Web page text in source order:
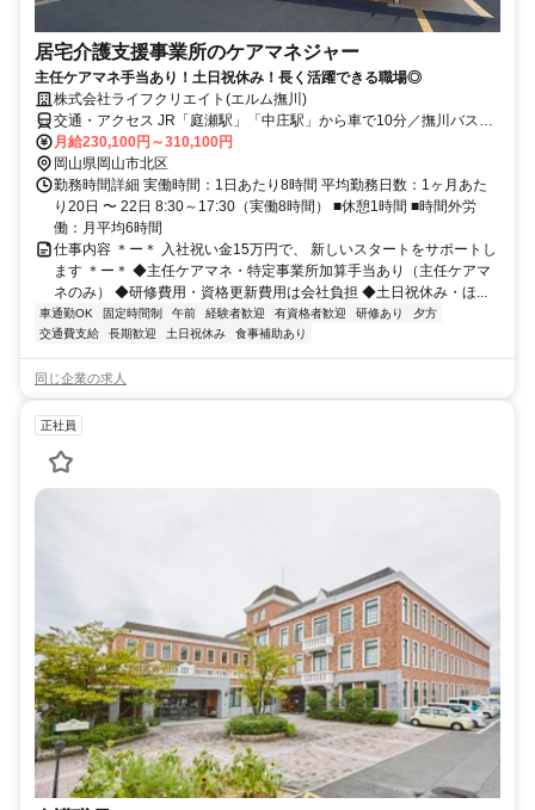
居宅介護支援事業所のケアマネジャー
主任ケアマネ手当あり！土日祝休み！長く活躍できる職場◎
株式会社ライフクリエイト(エルム撫川)
交通・アクセス JR「庭瀬駅」「中庄駅」から車で10分／撫川バス
停・下撫川バス停より徒歩10分
月給230,100円～310,100円
岡山県岡山市北区
勤務時間詳細 実働時間：1日あたり8時間 平均勤務日数：1ヶ月あた
り20日 〜 22日 8:30～17:30（実働8時間） ■休憩1時間 ■時間外労
働：月平均6時間
仕事内容 ＊ー＊ 入社祝い金15万円で、 新しいスタートをサポートし
ます ＊ー＊ ◆主任ケアマネ・特定事業所加算手当あり（主任ケアマ
ネのみ） ◆研修費用・資格更新費用は会社負担 ◆土日祝休み・ほ...
車通勤OK 固定時間制 午前 経験者歓迎 有資格者歓迎 研修あり
夕方
交通費支給
長期歓迎 土日祝休み 食事補助あり
同じ企業の求人
正社員